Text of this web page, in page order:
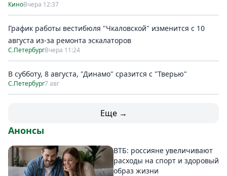
КиноВчера 12:37
График работы вестибюля "Чкаловской" изменится с 10
августа из-за ремонта эскалаторов
С.ПетербургВчера 11:24
В субботу, 8 августа, "Динамо" сразится с "Тверью"
С.Петербург7 авг
Еще →
Анонсы
ВТБ: россияне увеличивают
расходы на спорт и здоровый
образ жизни